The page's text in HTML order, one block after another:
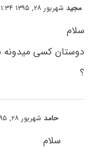
مجیدشهریور ۲۸, ۱۳۹۵ at ۱:۳۴ ب٫ظ
سلام
دوستان کسی میدونه
؟
حامدشهریور ۲۸, ۱۳۹۵ at ۲:۲۴ ب٫ظ
سلام